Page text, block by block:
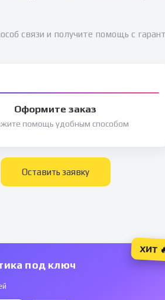
связи и получите помощь с
Оформите заказ
помощь удобным способом
Оставить заявку
под ключ
ХИТ